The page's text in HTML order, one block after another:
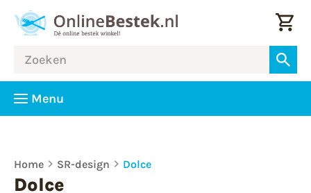
Menu
Home SR-design Dolce
Dolce